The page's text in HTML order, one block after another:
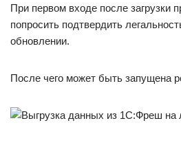
При первом входе после загрузки
попросить подтвердить
обновлении.
После чего может быть запущена